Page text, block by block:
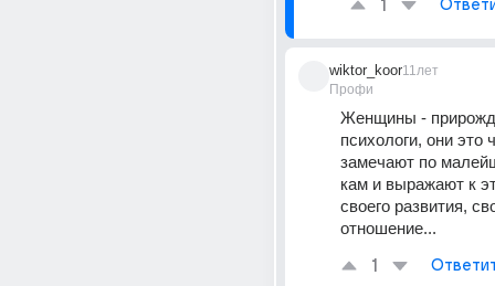
1
wiktor_koor
Профи
11лет
Женщины -
психологи, они это
замечают по
кам и выражают к
своего развития,
отношение...
1